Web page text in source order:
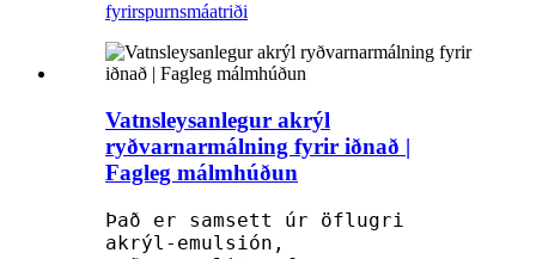
fyrirspurnsmáatriði
Vatnsleysanlegur akrýl
ryðvarnarmálning fyrir iðnað |
Fagleg málmhúðun
Það er samsett úr öflugri
akrýl-emulsión,